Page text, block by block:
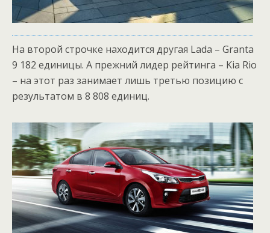
На второй строчке находится другая Lada – Granta
9 182 единицы. А прежний лидер рейтинга – Kia Rio
– на этот раз занимает лишь третью позицию с
результатом в 8 808 единиц.